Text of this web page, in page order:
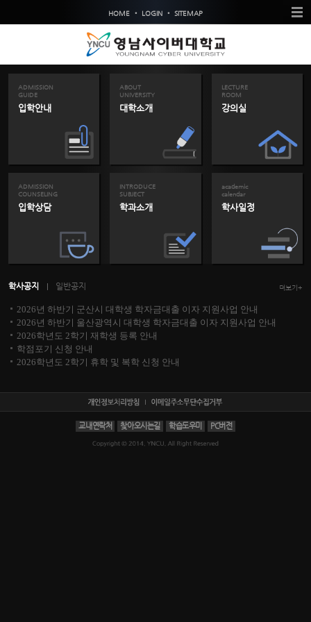
HOME • LOGIN • SITEMAP
ADMISSION
GUIDE
입학안내
ABOUT
UNIVERSITY
대학소개
LECTURE
ROOM
강의실
ADMISSION
COUNSELING
입학상담
INTRODUCE
SUBJECT
학과소개
academic
calendar
학사일정
학사공지 일반공지 더보기+
2026년 하반기 군산시 대학생 학자금대출 이자 지원사업 안내
2026년 하반기 울산광역시 대학생 학자금대출 이자 지원사업 안내
2026학년도 2학기 재학생 등록 안내
학점포기 신청 안내
2026학년도 2학기 휴학 및 복학 신청 안내
교내연락처 찾아오시는길 학습도우미 PC버전